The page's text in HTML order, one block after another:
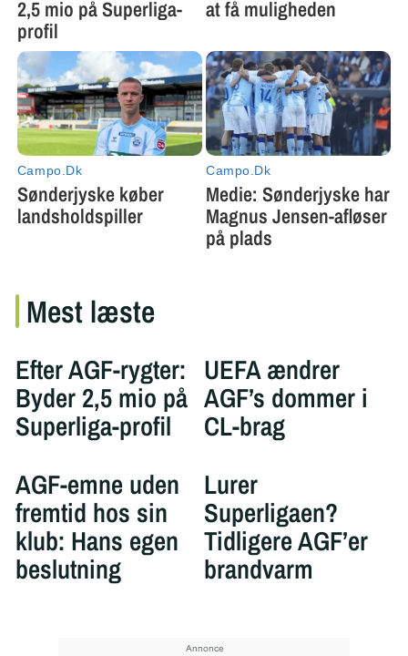
Mest læste
Efter AGF-rygter:
Byder 2,5 mio på
Superliga-profil
UEFA ændrer
AGF’s dommer i
CL-brag
AGF-emne uden
fremtid hos sin
klub: Hans egen
beslutning
Lurer
Superligaen?
Tidligere AGF’er
brandvarm